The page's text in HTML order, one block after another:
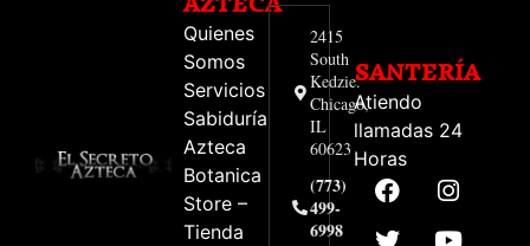
Quienes
Somos
Servicios
Sabiduría
Azteca
Botanica
Store –
Tienda
2415
South
Kedzie.
Chicago,
IL
60623
(773)
499-
6998
SANTERÍA
Atiendo
llamadas 24
Horas